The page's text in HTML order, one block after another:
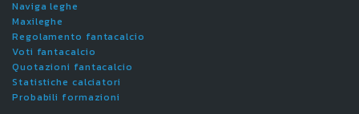
Naviga leghe
Maxileghe
Regolamento fantacalcio
Voti fantacalcio
Quotazioni fantacalcio
Statistiche calciatori
Probabili formazioni